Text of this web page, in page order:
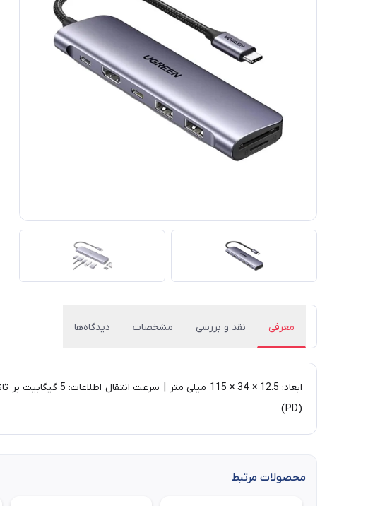
معرفی نقد و بررسی مشخصات دیدگاه‌ها
(PD)
محصولات مرتبط